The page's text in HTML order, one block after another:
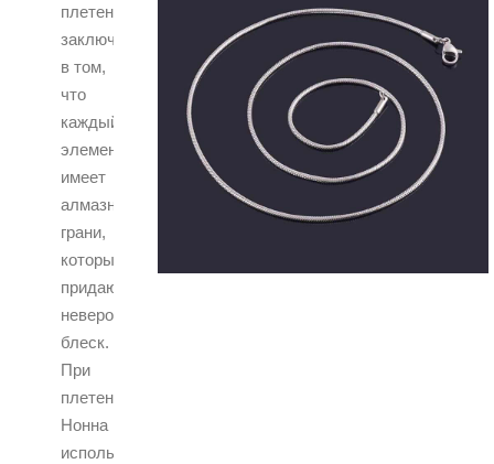
плетения
заключается
в том,
что
каждый
элемент
имеет
алмазные
грани,
которые
придают
невероятный
блеск.
При
плетении
Нонна
используются